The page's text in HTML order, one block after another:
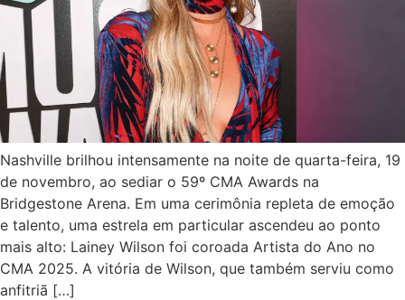
Nashville brilhou intensamente na noite de quarta-feira, 19
de novembro, ao sediar o 59º CMA Awards na
Bridgestone Arena. Em uma cerimônia repleta de emoção
e talento, uma estrela em particular ascendeu ao ponto
mais alto: Lainey Wilson foi coroada Artista do Ano no
CMA 2025. A vitória de Wilson, que também serviu como
anfitriã […]